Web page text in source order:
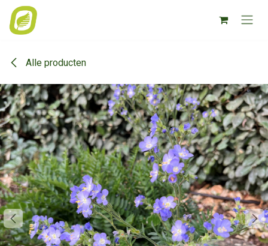
Overslaan naar inhoud
Alle producten